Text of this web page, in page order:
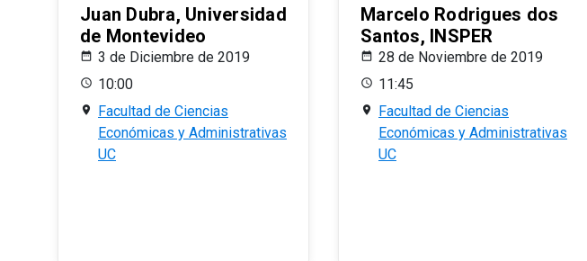
Juan Dubra, Universidad
de Montevideo
3 de Diciembre de 2019
10:00
Facultad de Ciencias
Económicas y Administrativas
UC
Marcelo Rodrigues dos
Santos, INSPER
28 de Noviembre de 2019
11:45
Facultad de Ciencias
Económicas y Administrativas
UC